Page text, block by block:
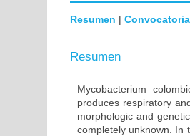
Resumen | Convocatoria
Resumen
Mycobacterium
produces respiratory
morphologic and
completely unknown. In